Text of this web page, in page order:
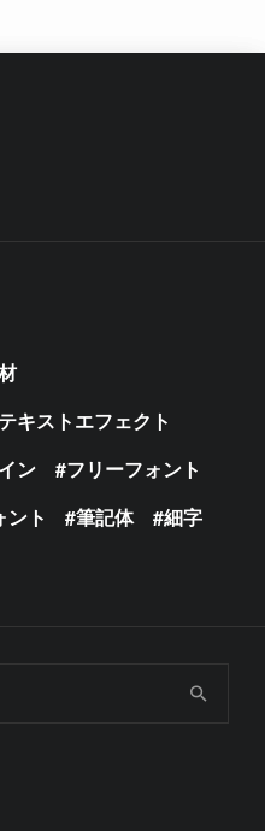
テキストエフェクト
ン
フリーフォント
ント 筆記体
細字